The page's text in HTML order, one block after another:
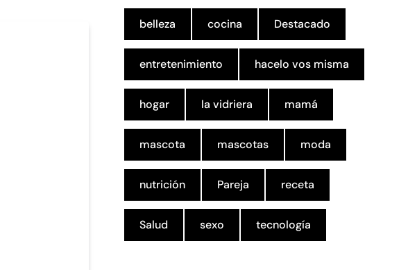
belleza cocina Destacado
entretenimiento hacelo vos misma
hogar la vidriera mamá
mascota mascotas moda
nutrición Pareja receta
Salud sexo tecnología